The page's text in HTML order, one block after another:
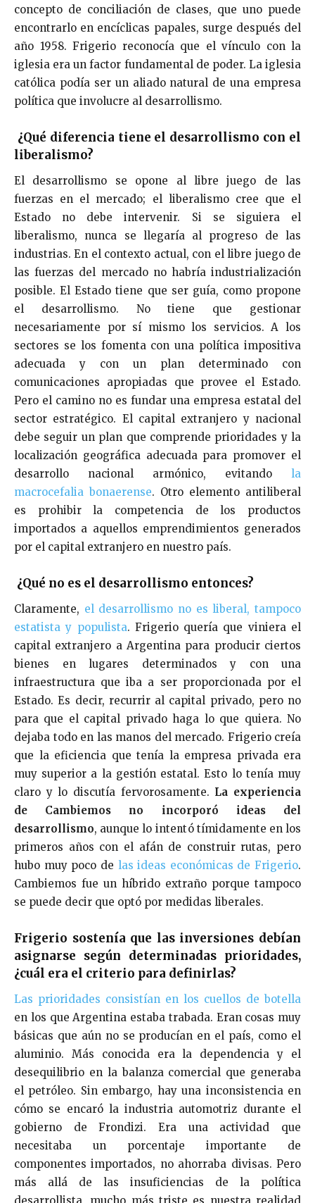
concepto de conciliación de clases, que uno puede
encontrarlo en encíclicas papales, surge después del
año 1958. Frigerio reconocía que el vínculo con la
iglesia era un factor fundamental de poder. La iglesia
católica podía ser un aliado natural de una empresa
política que involucre al desarrollismo.
¿Qué diferencia tiene el desarrollismo con el
liberalismo?
El desarrollismo se opone al libre juego de las
fuerzas en el mercado; el liberalismo cree que el
Estado no debe intervenir. Si se siguiera el
liberalismo, nunca se llegaría al progreso de las
industrias. En el contexto actual, con el libre juego de
las fuerzas del mercado no habría industrialización
posible. El Estado tiene que ser guía, como propone
el desarrollismo. No tiene que gestionar
necesariamente por sí mismo los servicios. A los
sectores se los fomenta con una política impositiva
adecuada y con un plan determinado con
comunicaciones apropiadas que provee el Estado.
Pero el camino no es fundar una empresa estatal del
sector estratégico. El capital extranjero y nacional
debe seguir un plan que comprende prioridades y la
localización geográfica adecuada para promover el
desarrollo nacional armónico, evitando la
macrocefalia bonaerense. Otro elemento antiliberal
es prohibir la competencia de los productos
importados a aquellos emprendimientos generados
por el capital extranjero en nuestro país.
¿Qué no es el desarrollismo entonces?
Claramente, el desarrollismo no es liberal, tampoco
estatista y populista. Frigerio quería que viniera el
capital extranjero a Argentina para producir ciertos
bienes en lugares determinados y con una
infraestructura que iba a ser proporcionada por el
Estado. Es decir, recurrir al capital privado, pero no
para que el capital privado haga lo que quiera. No
dejaba todo en las manos del mercado. Frigerio creía
que la eficiencia que tenía la empresa privada era
muy superior a la gestión estatal. Esto lo tenía muy
claro y lo discutía fervorosamente. La experiencia
de Cambiemos no incorporó ideas del
desarrollismo, aunque lo intentó tímidamente en los
primeros años con el afán de construir rutas, pero
hubo muy poco de las ideas económicas de Frigerio.
Cambiemos fue un híbrido extraño porque tampoco
se puede decir que optó por medidas liberales.
Frigerio sostenía que las inversiones debían
asignarse según determinadas prioridades,
¿cuál era el criterio para definirlas?
Las prioridades consistían en los cuellos de botella
en los que Argentina estaba trabada. Eran cosas muy
básicas que aún no se producían en el país, como el
aluminio. Más conocida era la dependencia y el
desequilibrio en la balanza comercial que generaba
el petróleo. Sin embargo, hay una inconsistencia en
cómo se encaró la industria automotriz durante el
gobierno de Frondizi. Era una actividad que
necesitaba un porcentaje importante de
componentes importados, no ahorraba divisas. Pero
más allá de las insuficiencias de la política